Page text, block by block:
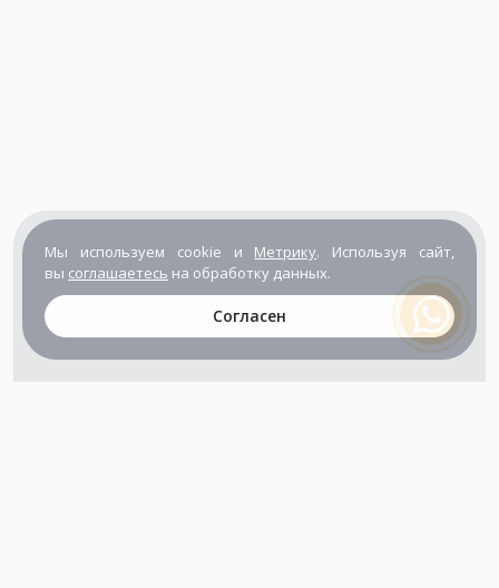
Мы используем cookie и Метрику. Используя сайт,
вы соглашаетесь на обработку данных.
Согласен